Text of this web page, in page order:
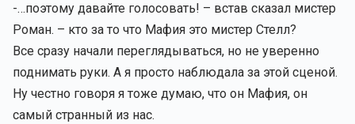
-…поэтому давайте голосовать! – встав сказал мистер
Роман. – кто за то что Мафия это мистер Стелл?
Все сразу начали переглядываться, но не уверенно
поднимать руки. А я просто наблюдала за этой сценой.
Ну честно говоря я тоже думаю, что он Мафия, он
самый странный из нас.